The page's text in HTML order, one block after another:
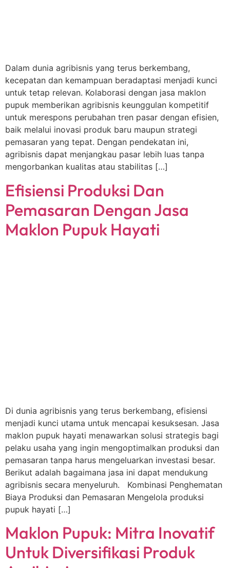
Dalam dunia agribisnis yang terus berkembang,
kecepatan dan kemampuan beradaptasi menjadi kunci
untuk tetap relevan. Kolaborasi dengan jasa maklon
pupuk memberikan agribisnis keunggulan kompetitif
untuk merespons perubahan tren pasar dengan efisien,
baik melalui inovasi produk baru maupun strategi
pemasaran yang tepat. Dengan pendekatan ini,
agribisnis dapat menjangkau pasar lebih luas tanpa
mengorbankan kualitas atau stabilitas […]
Efisiensi Produksi Dan
Pemasaran Dengan Jasa
Maklon Pupuk Hayati
Di dunia agribisnis yang terus berkembang, efisiensi
menjadi kunci utama untuk mencapai kesuksesan. Jasa
maklon pupuk hayati menawarkan solusi strategis bagi
pelaku usaha yang ingin mengoptimalkan produksi dan
pemasaran tanpa harus mengeluarkan investasi besar.
Berikut adalah bagaimana jasa ini dapat mendukung
agribisnis secara menyeluruh. Kombinasi Penghematan
Biaya Produksi dan Pemasaran Mengelola produksi
pupuk hayati […]
Maklon Pupuk: Mitra Inovatif
Untuk Diversifikasi Produk